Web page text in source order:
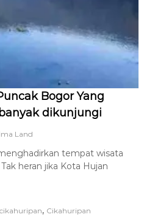
A
Bogor Yang
dikunjungi
Land
tempat wisata
heran jika Kota Hujan
cikahuripan, Cikahuripan